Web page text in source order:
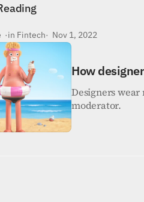
·in Fintech·  Nov 1, 2022
How
Designers
moderator.